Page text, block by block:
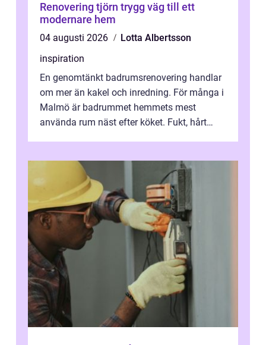
Renovering tjörn trygg väg till ett
modernare hem
04 augusti 2026
Lotta Albertsson
inspiration
En genomtänkt badrumsrenovering handlar
om mer än kakel och inredning. För många i
Malmö är badrummet hemmets mest
använda rum näst efter köket. Fukt, hårt